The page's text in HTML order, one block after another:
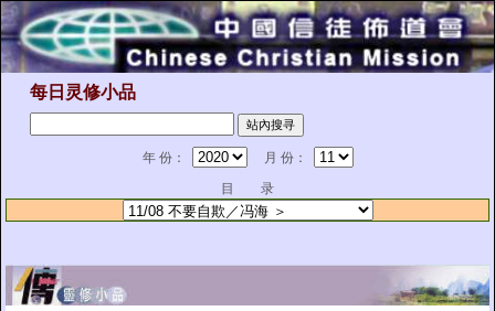
每日灵修小品
年 份：
月 份：
目 录